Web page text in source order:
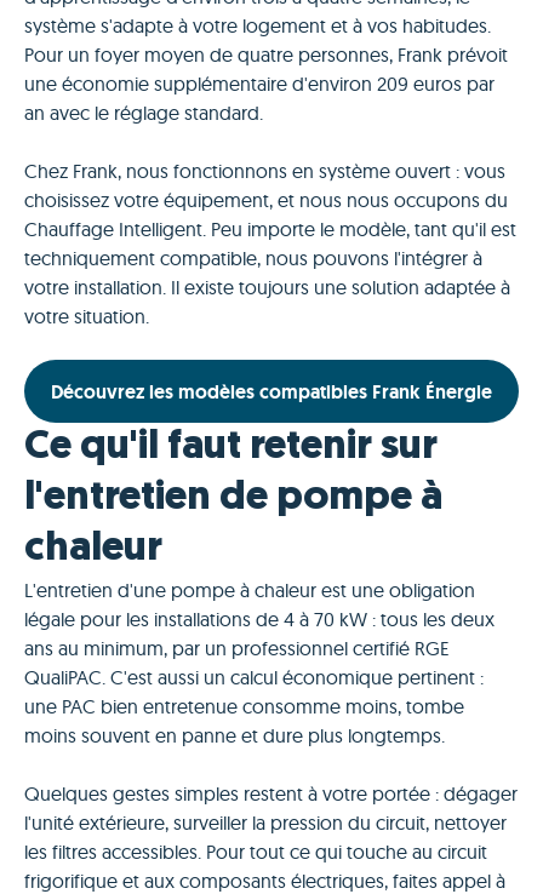
système s'adapte à votre logement et à vos habitudes.
Pour un foyer moyen de quatre personnes, Frank prévoit
une économie supplémentaire d'environ 209 euros par
an avec le réglage standard.
Chez Frank, nous fonctionnons en système ouvert : vous
choisissez votre équipement, et nous nous occupons du
Chauffage Intelligent. Peu importe le modèle, tant qu'il est
techniquement compatible, nous pouvons l'intégrer à
votre installation. Il existe toujours une solution adaptée à
votre situation.
Découvrez les modèles compatibles Frank Énergie
Ce qu'il faut retenir sur
l'entretien de pompe à
chaleur
L'entretien d'une pompe à chaleur est une obligation
légale pour les installations de 4 à 70 kW : tous les deux
ans au minimum, par un professionnel certifié RGE
QualiPAC. C'est aussi un calcul économique pertinent :
une PAC bien entretenue consomme moins, tombe
moins souvent en panne et dure plus longtemps.
Quelques gestes simples restent à votre portée : dégager
l'unité extérieure, surveiller la pression du circuit, nettoyer
les filtres accessibles. Pour tout ce qui touche au circuit
frigorifique et aux composants électriques, faites appel à